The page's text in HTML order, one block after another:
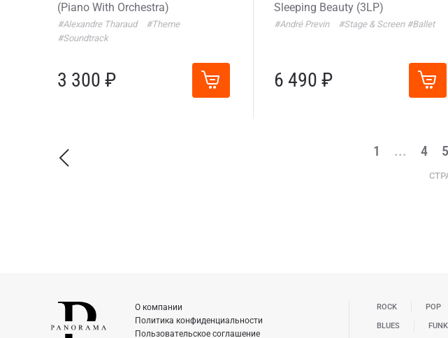
(Piano With Orchestra)
#Alexandre Tharaud
#Theme
#Soundtrack
3 300 ₽
Sleeping Beauty (3LP)
#André Previn #Stage & Screen #Ballet
6 490 ₽
1 ... 4 5
О компании
Политика конфиденциальности
Пользовательское соглашение
ROCK POP
BLUES